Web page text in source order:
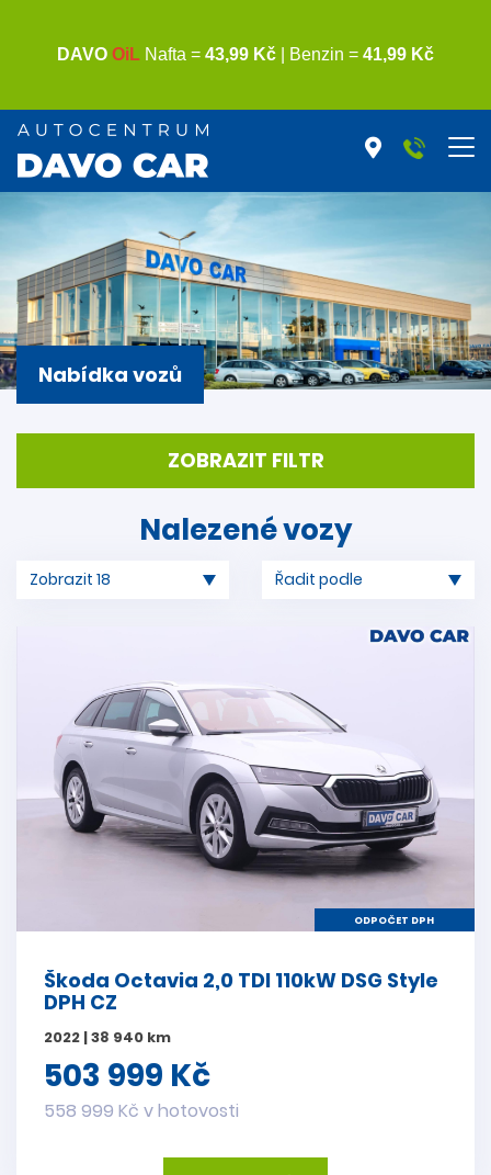
Nabídka vozů
ZOBRAZIT FILTR
Nalezené vozy
ODPOČET DPH
Škoda Octavia 2,0 TDI 110kW DSG Style
DPH CZ
2022 | 38 940 km
503 999 Kč
558 999 Kč v hotovosti